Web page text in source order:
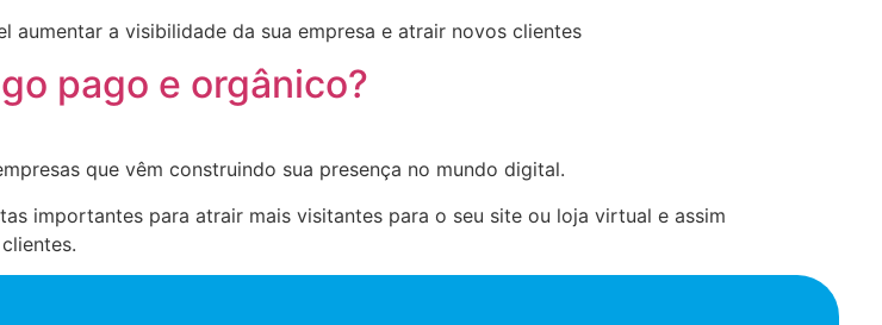
a visibilidade da sua empresa e atrair novos clientes
pago e orgânico?
que vêm construindo sua presença no mundo digital.
importantes para atrair mais visitantes para o seu site ou loja virtual e assim